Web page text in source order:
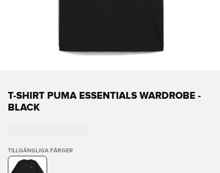
T-SHIRT PUMA ESSENTIALS WARDROBE -
BLACK
TILLGÄNGLIGA FÄRGER